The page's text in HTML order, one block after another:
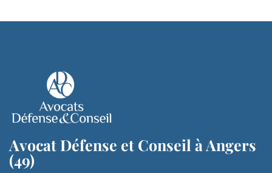
Avocat Défense et Conseil à Angers
(49)